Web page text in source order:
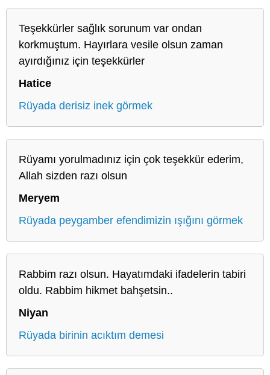
Teşekkürler sağlık sorunum var ondan
korkmuştum. Hayırlara vesile olsun zaman
ayırdığınız için teşekkürler
Hatice
Rüyada derisiz inek görmek
Rüyamı yorulmadınız için çok teşekkür ederim,
Allah sizden razı olsun
Meryem
Rüyada peygamber efendimizin ışığını görmek
Rabbim razı olsun. Hayatımdaki ifadelerin tabiri
oldu. Rabbim hikmet bahşetsin..
Niyan
Rüyada birinin acıktım demesi